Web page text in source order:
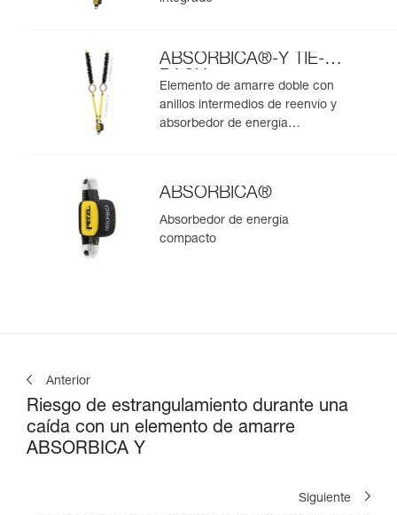
ABSORBICA®-Y TIE-
BACK
Elemento de amarre doble con
anillos intermedios de reenvío y
absorbedor de energía
ABSORBICA®
Absorbedor de energía
compacto
Anterior
Riesgo de estrangulamiento durante una
caída con un elemento de amarre
ABSORBICA Y
Siguiente